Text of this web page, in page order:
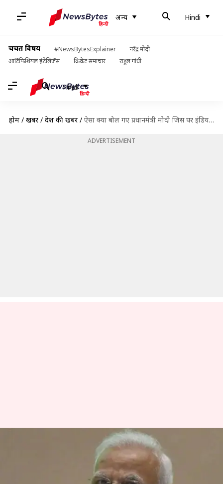
अन्य Hindi
चर्चित विषय #NewsBytesExplainer
नरेंद्र मोदी
आर्टिफिशियल इंटेलिजेंस
क्रिकेट समाचार राहुल गांधी
Hindi
होम / खबरें / देश की खबरें / ऐसा क्या बोल गए प्रधानमंत्री मोदी जिस पर इंडियन मेडिकल एसोसिएशन ने की माफी की मांग?
ADVERTISEMENT
ऐसा क्या बोल गए प्रधानमंत्री मोदी
जिस पर इंडियन मेडिकल
एसोसिएशन ने की माफी की मांग?